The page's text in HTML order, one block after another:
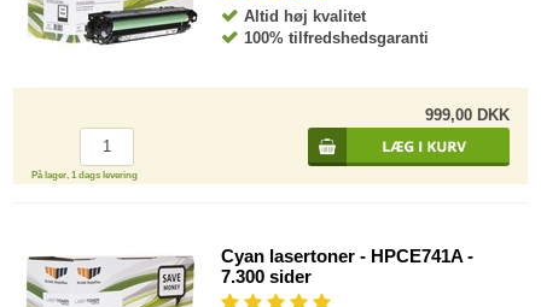
Altid høj kvalitet
100% tilfredshedsgaranti
999,00 DKK
På lager, 1 dags levering
Cyan lasertoner - HPCE741A -
7.300 sider